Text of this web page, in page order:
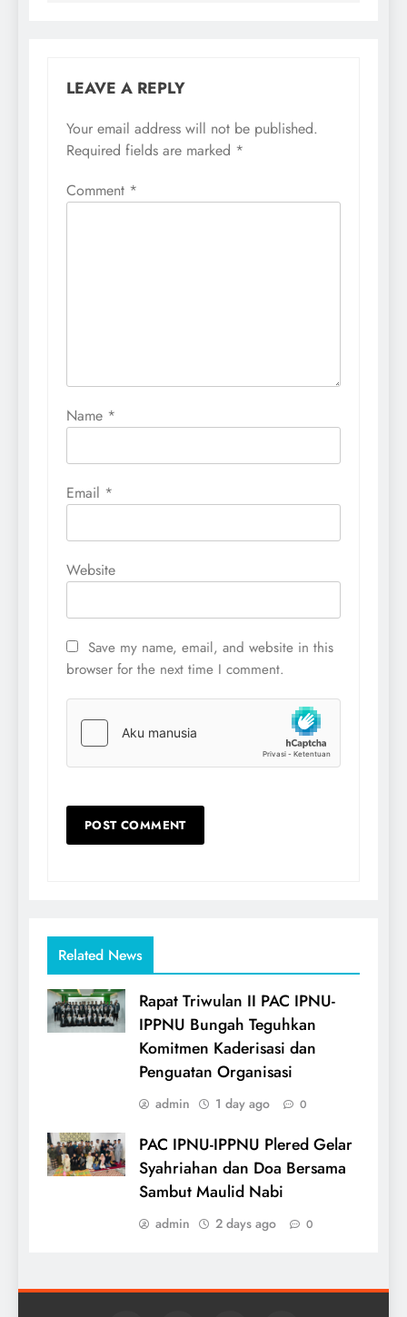
LEAVE A REPLY
Your email address will not be published.
Required fields are marked *
Comment *
Name *
Email *
Website
Save my name, email, and website in this
browser for the next time I comment.
Related News
Rapat Triwulan II PAC IPNU-
IPPNU Bungah Teguhkan
Komitmen Kaderisasi dan
Penguatan Organisasi
admin 1 day ago 0
PAC IPNU-IPPNU Plered Gelar
Syahriahan dan Doa Bersama
Sambut Maulid Nabi
admin 2 days ago 0